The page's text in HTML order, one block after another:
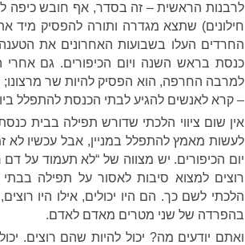
לרבנות הראשית – זה בסדר, אף חובש כיפה לא
חילונים) שתצא מגדרה ותורה להפסיק מיד
החרדים העלו בשבועות האחרונים את
כנסת בראש השנה ויום הכיפורים. גם
למרבה החרפה, הוא הפסיק להיות שר מרצונו;
– קרא לאנשים להגיע לבתי הכנסת להתפלל
אין שום ציווי הלכתי שדורש תפילה בבית
לעשות מאמץ להתפלל במניין, אבל עכשיו לא
יום הכיפורים. יש מצווה של “לא תעמוד על
רוצים למצוא סיבות לאסור על תפילה
הלכתי לשם כך. הם היו יכולים, אילו היו
בהפרדה של שני מטרים מאדם לאדם.
ואתם יודעים מה? יכול להיות שהם רוצים.